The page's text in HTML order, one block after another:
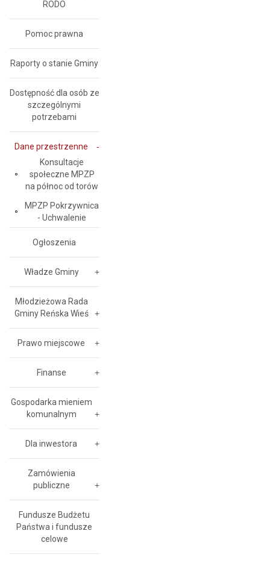
RODO
Pomoc prawna
Raporty o stanie Gminy
Dostępność dla osób ze
szczególnymi
potrzebami
Dane przestrzenne
Konsultacje
społeczne MPZP
na północ od torów
MPZP Pokrzywnica
- Uchwalenie
Ogłoszenia
Władze Gminy
Młodzieżowa Rada
Gminy Reńska Wieś
Prawo miejscowe
Finanse
Gospodarka mieniem
komunalnym
Dla inwestora
Zamówienia
publiczne
Fundusze Budżetu
Państwa i fundusze
celowe